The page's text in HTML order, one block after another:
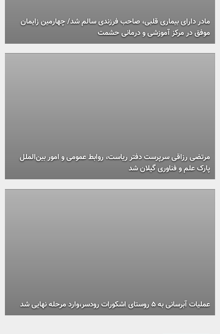
مادر دارای بیماری قلبی، صاحب فرزندی سالم شد/ چهارمین زایمان
موفق در مرکز آموزشی و درمانی حشمت
مرتضی رزاقی سرپرست دفتر ریاست، روابط عمومی و امور بین‌الملل
پارک علم و فناوری گیلان شد
عملیات آبرسانی به ۵ روستای اشکورات رودسر،وارد مرحله نهایی شد